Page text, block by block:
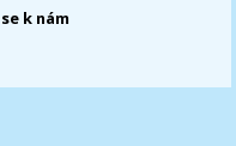
k nám